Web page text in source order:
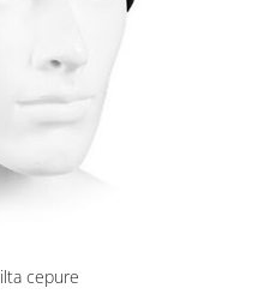
cepure